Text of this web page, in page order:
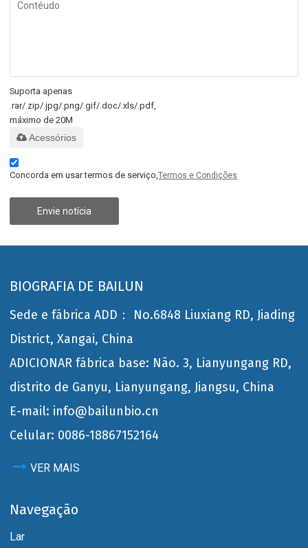
Suporta apenas
.rar/.zip/.jpg/.png/.gif/.doc/.xls/.pdf,
máximo de 20M
Acessórios
Concorda em usar termos de serviço,Termos e Condições
Envie notícia
BIOGRAFIA DE BAILUN
Sede e fábrica ADD： No.6848 Liuxiang RD, Jiading
District, Xangai, China
ADICIONAR fábrica base: Não. 3, Lianyungang RD,
distrito de Ganyu, Lianyungang, Jiangsu, China
E-mail: info@bailunbio.cn
Celular: 0086-18867152164
VER MAIS
Navegação
Lar